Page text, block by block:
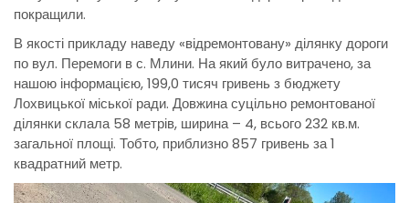
покращили.
В якості прикладу наведу «відремонтовану» ділянку дороги
по вул. Перемоги в с. Млини. На який було витрачено, за
нашою інформацією, 199,0 тисяч гривень з бюджету
Лохвицької міської ради. Довжина суцільно ремонтованої
ділянки склала 58 метрів, ширина – 4, всього 232 кв.м.
загальної площі. Тобто, приблизно 857 гривень за 1
квадратний метр.